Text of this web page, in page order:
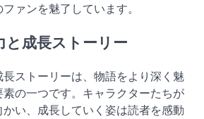
ァンを魅了しています。
と成長ストーリー
ストーリーは、物語をより深く魅
の一つです。キャラクターたちが
い、成長していく姿は読者を感動